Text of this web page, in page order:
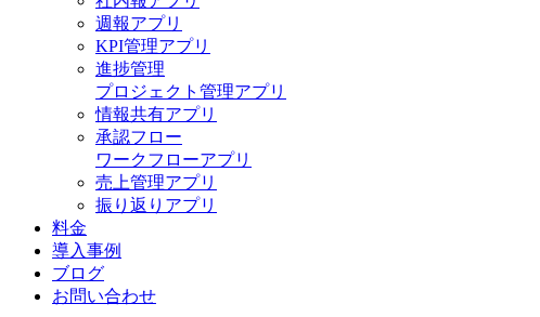
週報アプリ
KPI管理アプリ
進捗管理
プロジェクト管理アプリ
情報共有アプリ
承認フロー
ワークフローアプリ
売上管理アプリ
振り返りアプリ
料金
導入事例
ブログ
お問い合わせ